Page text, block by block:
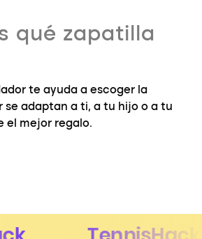
qué zapatilla
te ayuda a escoger la
se adaptan a ti, a tu hijo o a tu
el mejor regalo.